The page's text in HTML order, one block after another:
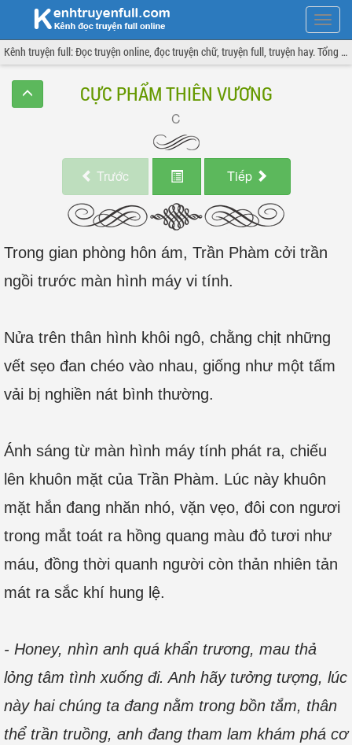
Hiện
menu
Kênh truyện full: Đọc truyện online, đọc truyện chữ, truyện full, truyện hay. Tổng hợp đầy đủ và cập nhật liên tục.
CỰC PHẨM THIÊN VƯƠNG
Trước Tiếp
Trong gian phòng hôn ám, Trần Phàm cởi trần
ngồi trước màn hình máy vi tính.
Nửa trên thân hình khôi ngô, chằng chịt những
vết sẹo đan chéo vào nhau, giống như một tấm
vải bị nghiền nát bình thường.
Ánh sáng từ màn hình máy tính phát ra, chiếu
lên khuôn mặt của Trần Phàm. Lúc này khuôn
mặt hắn đang nhăn nhó, vặn vẹo, đôi con ngươi
trong mắt toát ra hồng quang màu đỏ tươi như
máu, đồng thời quanh người còn thản nhiên tản
mát ra sắc khí hung lệ.
- Honey, nhìn anh quá khẩn trương, mau thả
lỏng tâm tình xuống đi. Anh hãy tưởng tượng, lúc
này hai chúng ta đang nằm trong bồn tắm, thân
thể trần truồng, anh đang tham lam khám phá cơ